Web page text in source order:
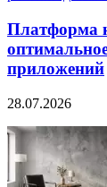
Платформа
приложений
28.07.2026